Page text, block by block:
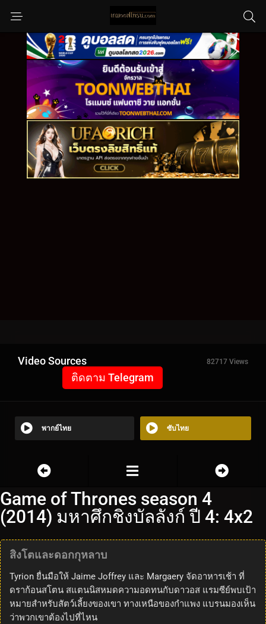
Video Sources 82717 Views
ติดตาม Telegram
พากย์ไทย ซับไทย
Game of Thrones season 4
(2014) มหาศึกชิงบัลลังก์ ปี 4: 4x2
สิงโตและดอกกุหลาบ
Tyrion ยื่นมือให้ Jaime Joffrey และ Margaery จัดอาหารเช้า ที่
ดราก้อนสโตน สแตนนิสหมดความอดทนกับดาวอส แรมซีย์พบเป้า
หมายสำหรับสัตว์เลี้ยงของเขา ทางเหนือของกำแพง แบรนมองเห็น
ว่าพวกเขาต้องไปที่ไหน